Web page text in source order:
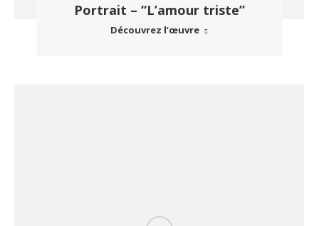
Portrait – “L’amour triste”
Découvrez l’œuvre